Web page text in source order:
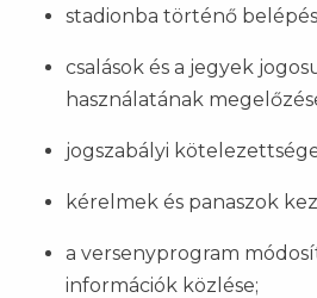
stadionba történő
csalások és a jegyek
használatának
jogszabályi
kérelmek és panaszok
a versenyprogram
információk közlése;